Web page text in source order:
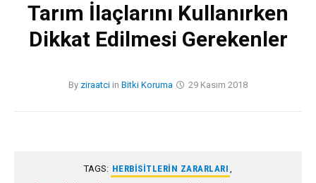
Tarım İlaçlarını Kullanırken
Dikkat Edilmesi Gerekenler
By ziraatci in Bitki Koruma 29 Kasım 2018
TAGS: HERBISITLERIN ZARARLARI ,